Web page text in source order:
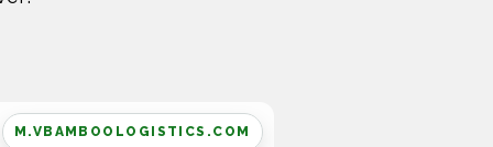
M.VBAMBOOLOGISTICS.COM